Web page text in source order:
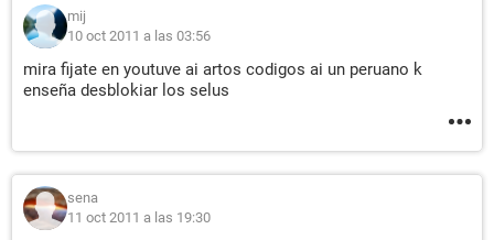
mij
10 oct 2011 a las 03:56
mira fijate en youtuve ai artos codigos ai un peruano k
enseña desblokiar los selus
sena
11 oct 2011 a las 19:30